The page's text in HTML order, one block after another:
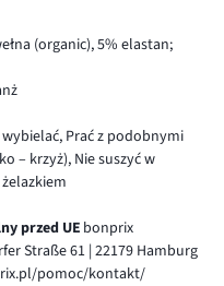
(organic), 5% elastan;
wybielać, Prać z podobnymi
– krzyż), Nie suszyć w
przed UE bonprix
Straße 61 | 22179 Hamburg
pomoc/kontakt/